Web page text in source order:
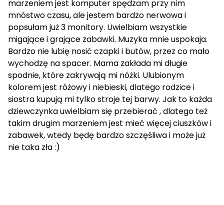
marzeniem jest komputer spędzam przy nim
mnóstwo czasu, ale jestem bardzo nerwowa i
popsułam już 3 monitory. Uwielbiam wszystkie
migające i grające zabawki. Muzyka mnie uspokaja.
Bardzo nie lubię nosić czapki i butów, przez co mało
wychodzę na spacer. Mama zakłada mi długie
spodnie, które zakrywają mi nóżki. Ulubionym
kolorem jest różowy i niebieski, dlatego rodzice i
siostra kupują mi tylko stroje tej barwy. Jak to każda
dziewczynka uwielbiam się przebierać , dlatego też
takim drugim marzeniem jest mieć więcej ciuszków i
zabawek, wtedy będę bardzo szczęśliwa i może już
nie taka zła :)